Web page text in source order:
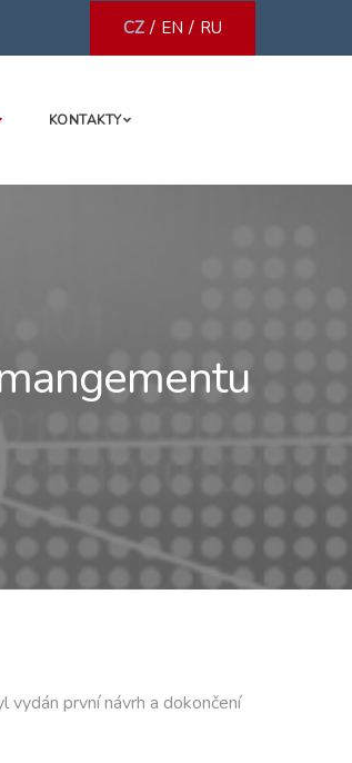
CZ / EN / RU
KONTAKTY
první návrh a dokončení